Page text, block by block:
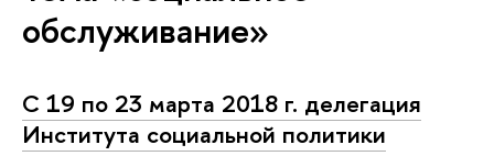
обслуживание»
С 19 по 23 марта 2018 г. делегация
Института социальной политики